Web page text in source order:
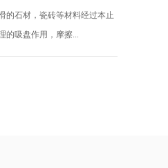
的石材，瓷砖等材料经过本止
的吸盘作用，摩擦...